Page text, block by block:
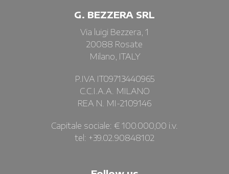
G. BEZZERA SRL
Via luigi Bezzera, 1
20088 Rosate
Milano, ITALY
P.IVA IT09713440965
C.C.I.A.A. MILANO
REA N. MI-2109146
Capitale sociale: € 100.000,00 i.v.
tel: +39.02.90848102